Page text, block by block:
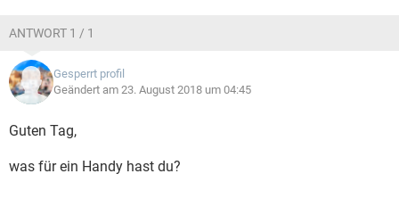
ANTWORT 1 / 1
Gesperrt profil
Geändert am 23. August 2018 um 04:45
Guten Tag,
was für ein Handy hast du?